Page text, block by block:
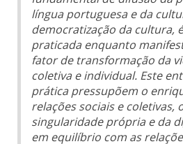
língua portuguesa e da
democratização da cultura,
praticada enquanto
fator de transformação da
coletiva e individual. Este
prática pressupõem o
relações sociais e coletivas,
singularidade própria e da
em equilíbrio com as